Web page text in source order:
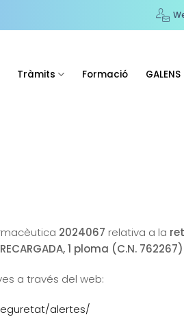
Tràmits Formació GALENS
2024067 relativa a la
1 ploma (C.N.
a través del web:
alertes/